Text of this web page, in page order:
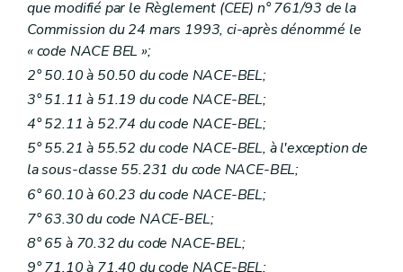
que modifié par le Règlement (CEE) n° 761/93 de la
Commission du 24 mars 1993, ci-après dénommé le
« code NACE BEL »;
2° 50.10 à 50.50 du code NACE-BEL;
3° 51.11 à 51.19 du code NACE-BEL;
4° 52.11 à 52.74 du code NACE-BEL;
5° 55.21 à 55.52 du code NACE-BEL, à l'exception de
la sous-classe 55.231 du code NACE-BEL;
6° 60.10 à 60.23 du code NACE-BEL;
7° 63.30 du code NACE-BEL;
8° 65 à 70.32 du code NACE-BEL;
9° 71.10 à 71.40 du code NACE-BEL;